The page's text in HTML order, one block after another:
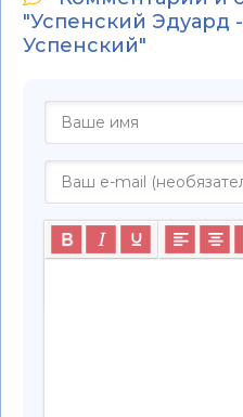
"Успенский Эдуард
Успенский"